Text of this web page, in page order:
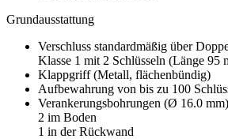
Grundausstattung
Verschluss standardmäßig über
Klasse 1 mit 2 Schlüsseln (Länge 95
Klappgriff (Metall, flächenbündig)
Aufbewahrung von bis zu 100
Verankerungsbohrungen (Ø 16.0
2 im Boden
1 in der Rückwand